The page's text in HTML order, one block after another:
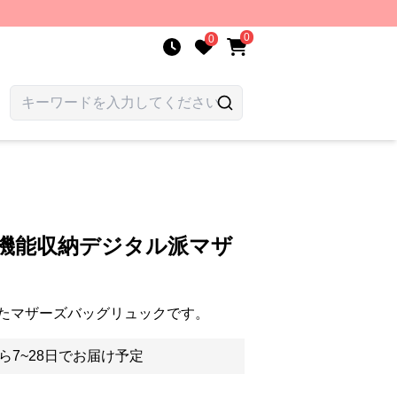
0 0
能収納デジタル派マザ
ザーズバッグリュックです。
7~28日でお届け予定